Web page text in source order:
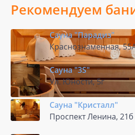
Рекомендуем
Сауна "Парадиз"
Краснознаменная,
Сауна "3S"
Ул. Юности, 5г
Сауна "Кристалл"
Проспект Ленина, 21б